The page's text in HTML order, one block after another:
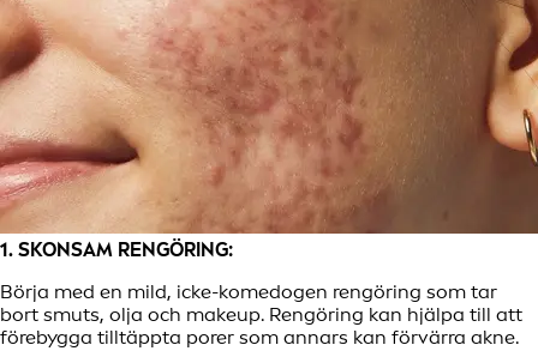
1. SKONSAM RENGÖRING:
Börja med en mild, icke-komedogen rengöring som tar
bort smuts, olja och makeup. Rengöring kan hjälpa till att
förebygga tilltäppta porer som annars kan förvärra akne.